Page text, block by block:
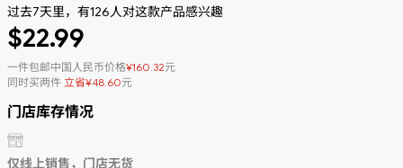
过去7天里，有126人对这款产品感兴趣
$22.99
一件包邮中国人民币价格¥160.32元
同时买两件 立省¥48.60元
门店库存情况
仅线上销售，门店无货